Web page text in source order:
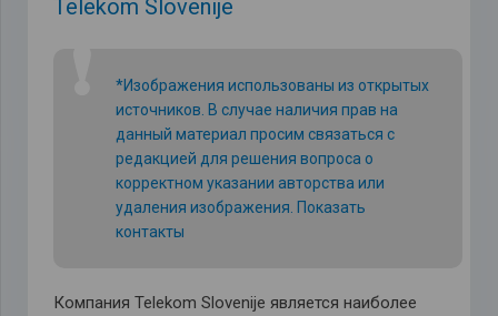
*Изображения использованы из открытых
источников. В случае наличия прав на
данный материал просим связаться с
редакцией для решения вопроса о
корректном указании авторства или
удаления изображения. Показать
контакты
Компания Telekom Slovenije является наиболее